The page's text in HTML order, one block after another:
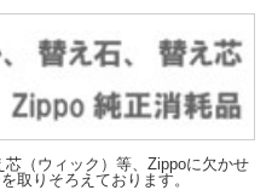
（ウィック）等、Zippoに欠かせ
取りそろえております。